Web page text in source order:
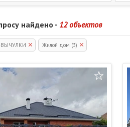
найдено - 12 объектов
Жилой дом (3)